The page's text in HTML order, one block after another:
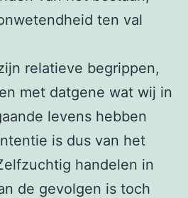
ten val
relatieve begrippen,
met datgene wat wij in
levens hebben
is dus van het
handelen in
de gevolgen is toch